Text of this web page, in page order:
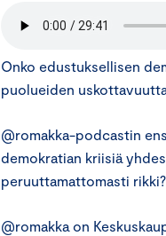
Onko edustuksellisen
puolueiden
@romakka-podcastin
demokratian kriisiä
peruuttamattomasti rikki?
@romakka on